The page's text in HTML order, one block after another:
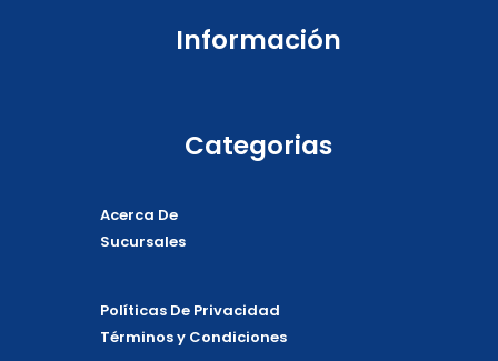
Información
Categorias
Acerca De
Sucursales
Políticas De Privacidad
Términos y Condiciones